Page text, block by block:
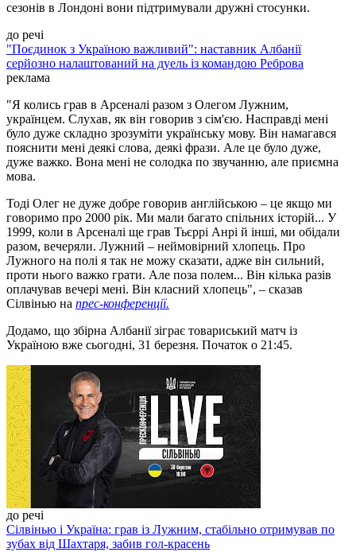
сезонів в Лондоні вони підтримували дружні стосунки.
до речі
"Поєдинок з Україною важливий": наставник Албанії
серйозно налаштований на дуель із командою Реброва
реклама
"Я колись грав в Арсеналі разом з Олегом Лужним,
українцем. Слухав, як він говорив з сім'єю. Насправді мені
було дуже складно зрозуміти українську мову. Він намагався
пояснити мені деякі слова, деякі фрази. Але це було дуже,
дуже важко. Вона мені не солодка по звучанню, але приємна
мова.
Тоді Олег не дуже добре говорив англійською – це якщо ми
говоримо про 2000 рік. Ми мали багато спільних історій... У
1999, коли в Арсеналі ще грав Тьєррі Анрі й інші, ми обідали
разом, вечеряли. Лужний – неймовірний хлопець. Про
Лужного на полі я так не можу сказати, адже він сильний,
проти нього важко грати. Але поза полем... Він кілька разів
оплачував вечері мені. Він класний хлопець", – сказав
Сілвінью на прес-конференції.
Додамо, що збірна Албанії зіграє товариський матч із
Україною вже сьогодні, 31 березня. Початок о 21:45.
до речі
Сілвінью і Україна: грав із Лужним, стабільно отримував по
зубах від Шахтаря, забив гол-красень